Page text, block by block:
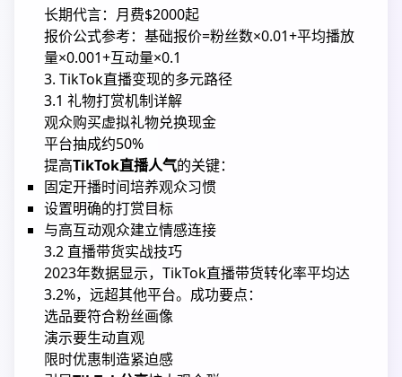
长期代言：月费$2000起
报价公式参考：基础报价=粉丝数×0.01+平均播放
量×0.001+互动量×0.1
3. TikTok直播变现的多元路径
3.1 礼物打赏机制详解
观众购买虚拟礼物兑换现金
平台抽成约50%
提高TikTok直播人气的关键：
固定开播时间培养观众习惯
设置明确的打赏目标
与高互动观众建立情感连接
3.2 直播带货实战技巧
2023年数据显示，TikTok直播带货转化率平均达
3.2%，远超其他平台。成功要点：
选品要符合粉丝画像
演示要生动直观
限时优惠制造紧迫感